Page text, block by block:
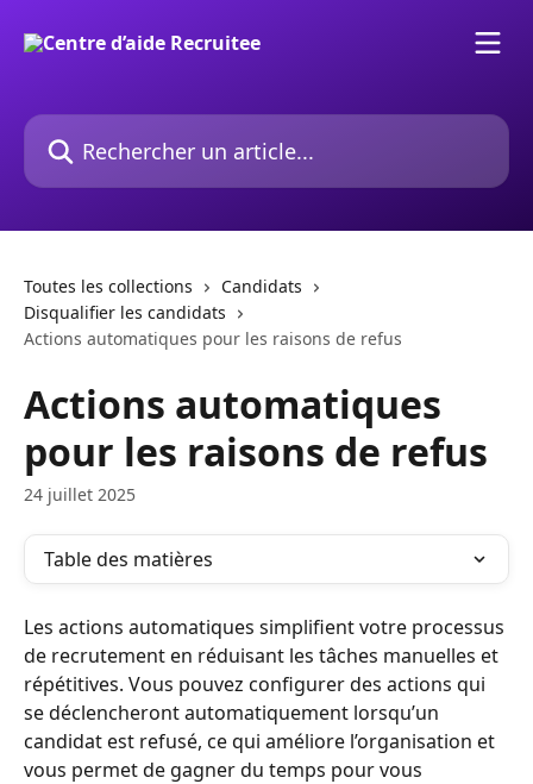
Rechercher un article...
Toutes les collections
Candidats
Disqualifier les candidats
Actions automatiques pour les raisons de refus
Actions automatiques
pour les raisons de refus
24 juillet 2025
Table des matières
Les actions automatiques simplifient votre processus
de recrutement en réduisant les tâches manuelles et
répétitives. Vous pouvez configurer des actions qui
se déclencheront automatiquement lorsqu’un
candidat est refusé, ce qui améliore l’organisation et
vous permet de gagner du temps pour vous